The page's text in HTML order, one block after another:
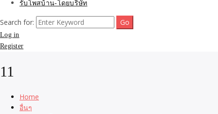
รับโพสบ้าน-โดยบริษัท
Search for:
Log in
Register
11
Home
อื่นๆ